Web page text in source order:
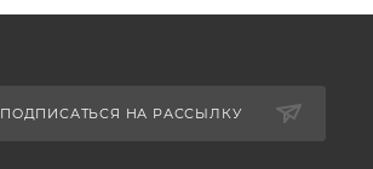
ПОДПИСАТЬСЯ НА РАССЫЛКУ